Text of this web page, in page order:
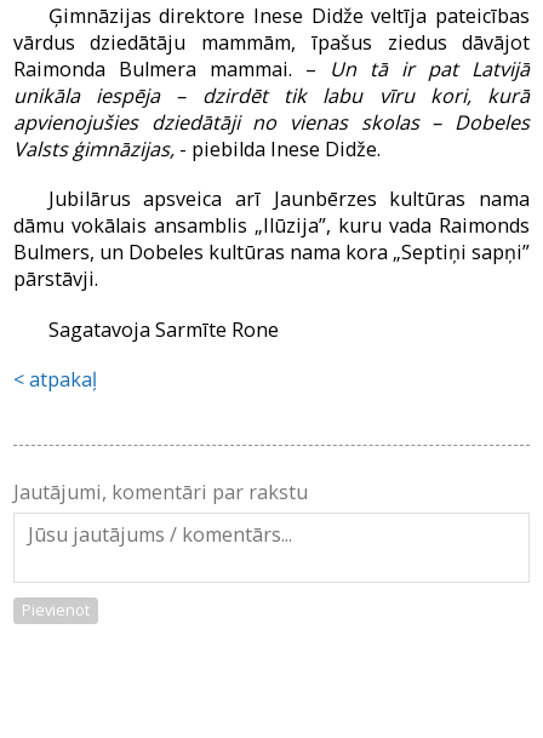
Ģimnāzijas direktore Inese Didže veltīja pateicības
vārdus dziedātāju mammām, īpašus ziedus dāvājot
Raimonda Bulmera mammai. – Un tā ir pat Latvijā
unikāla iespēja – dzirdēt tik labu vīru kori, kurā
apvienojušies dziedātāji no vienas skolas – Dobeles
Valsts ģimnāzijas,- piebilda Inese Didže.
Jubilārus apsveica arī Jaunbērzes kultūras nama
dāmu vokālais ansamblis „Ilūzija”, kuru vada Raimonds
Bulmers, un Dobeles kultūras nama kora „Septiņi sapņi”
pārstāvji.
Sagatavoja Sarmīte Rone
atpakaļ
Jautājumi, komentāri par rakstu
Pievienot